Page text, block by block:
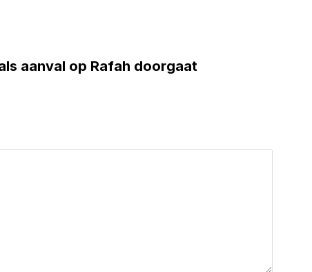
aanval op Rafah doorgaat